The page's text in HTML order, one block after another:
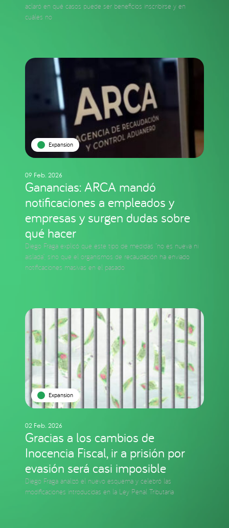
aclaró en qué casos puede ser beneficios inscribirse y en
cuáles no
Expansion
09 Feb. 2026
Ganancias: ARCA mandó
notificaciones a empleados y
empresas y surgen dudas sobre
qué hacer
Diego Fraga explicó que este tipo de medidas “no es nueva ni
aislada”, sino que el organismos de recaudación ha enviado
notificaciones masivas en el pasado
Expansion
02 Feb. 2026
Gracias a los cambios de
Inocencia Fiscal, ir a prisión por
evasión será casi imposible
Diego Fraga analizó el nuevo esquema y celebró las
modificaciones introducidas en la Ley Penal Tributaria